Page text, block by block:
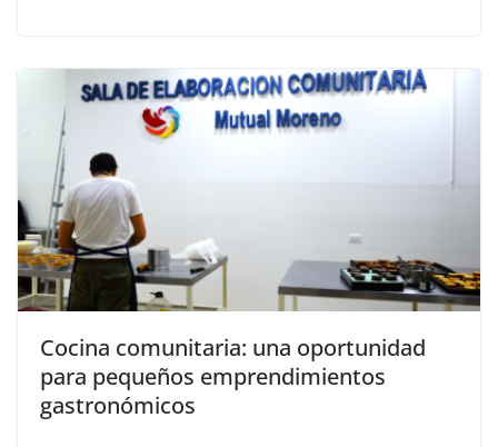
Cocina comunitaria: una oportunidad
para pequeños emprendimientos
gastronómicos